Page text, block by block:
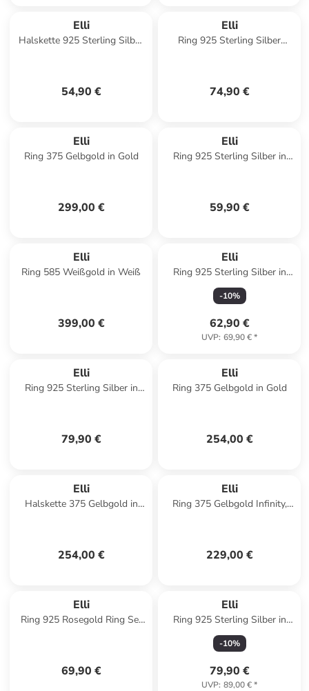
Elli
Halskette 925 Sterling Silber
54,90 €
Elli
Ring 925 Sterling Silber
74,90 €
Elli
Ring 375 Gelbgold in Gold
299,00 €
Elli
Ring 925 Sterling Silber in
59,90 €
Elli
Ring 585 Weißgold in Weiß
399,00 €
Elli
Ring 925 Sterling Silber in
Silber
-10%
62,90 €
UVP: 69,90 €*
Elli
Ring 925 Sterling Silber in
79,90 €
Elli
Ring 375 Gelbgold in Gold
254,00 €
Elli
Halskette 375 Gelbgold in
254,00 €
Elli
Ring 375 Gelbgold Infinity,
229,00 €
Elli
Ring 925 Rosegold Ring Set
69,90 €
Elli
Ring 925 Sterling Silber in
Silber
-10%
79,90 €
UVP: 89,00 €*